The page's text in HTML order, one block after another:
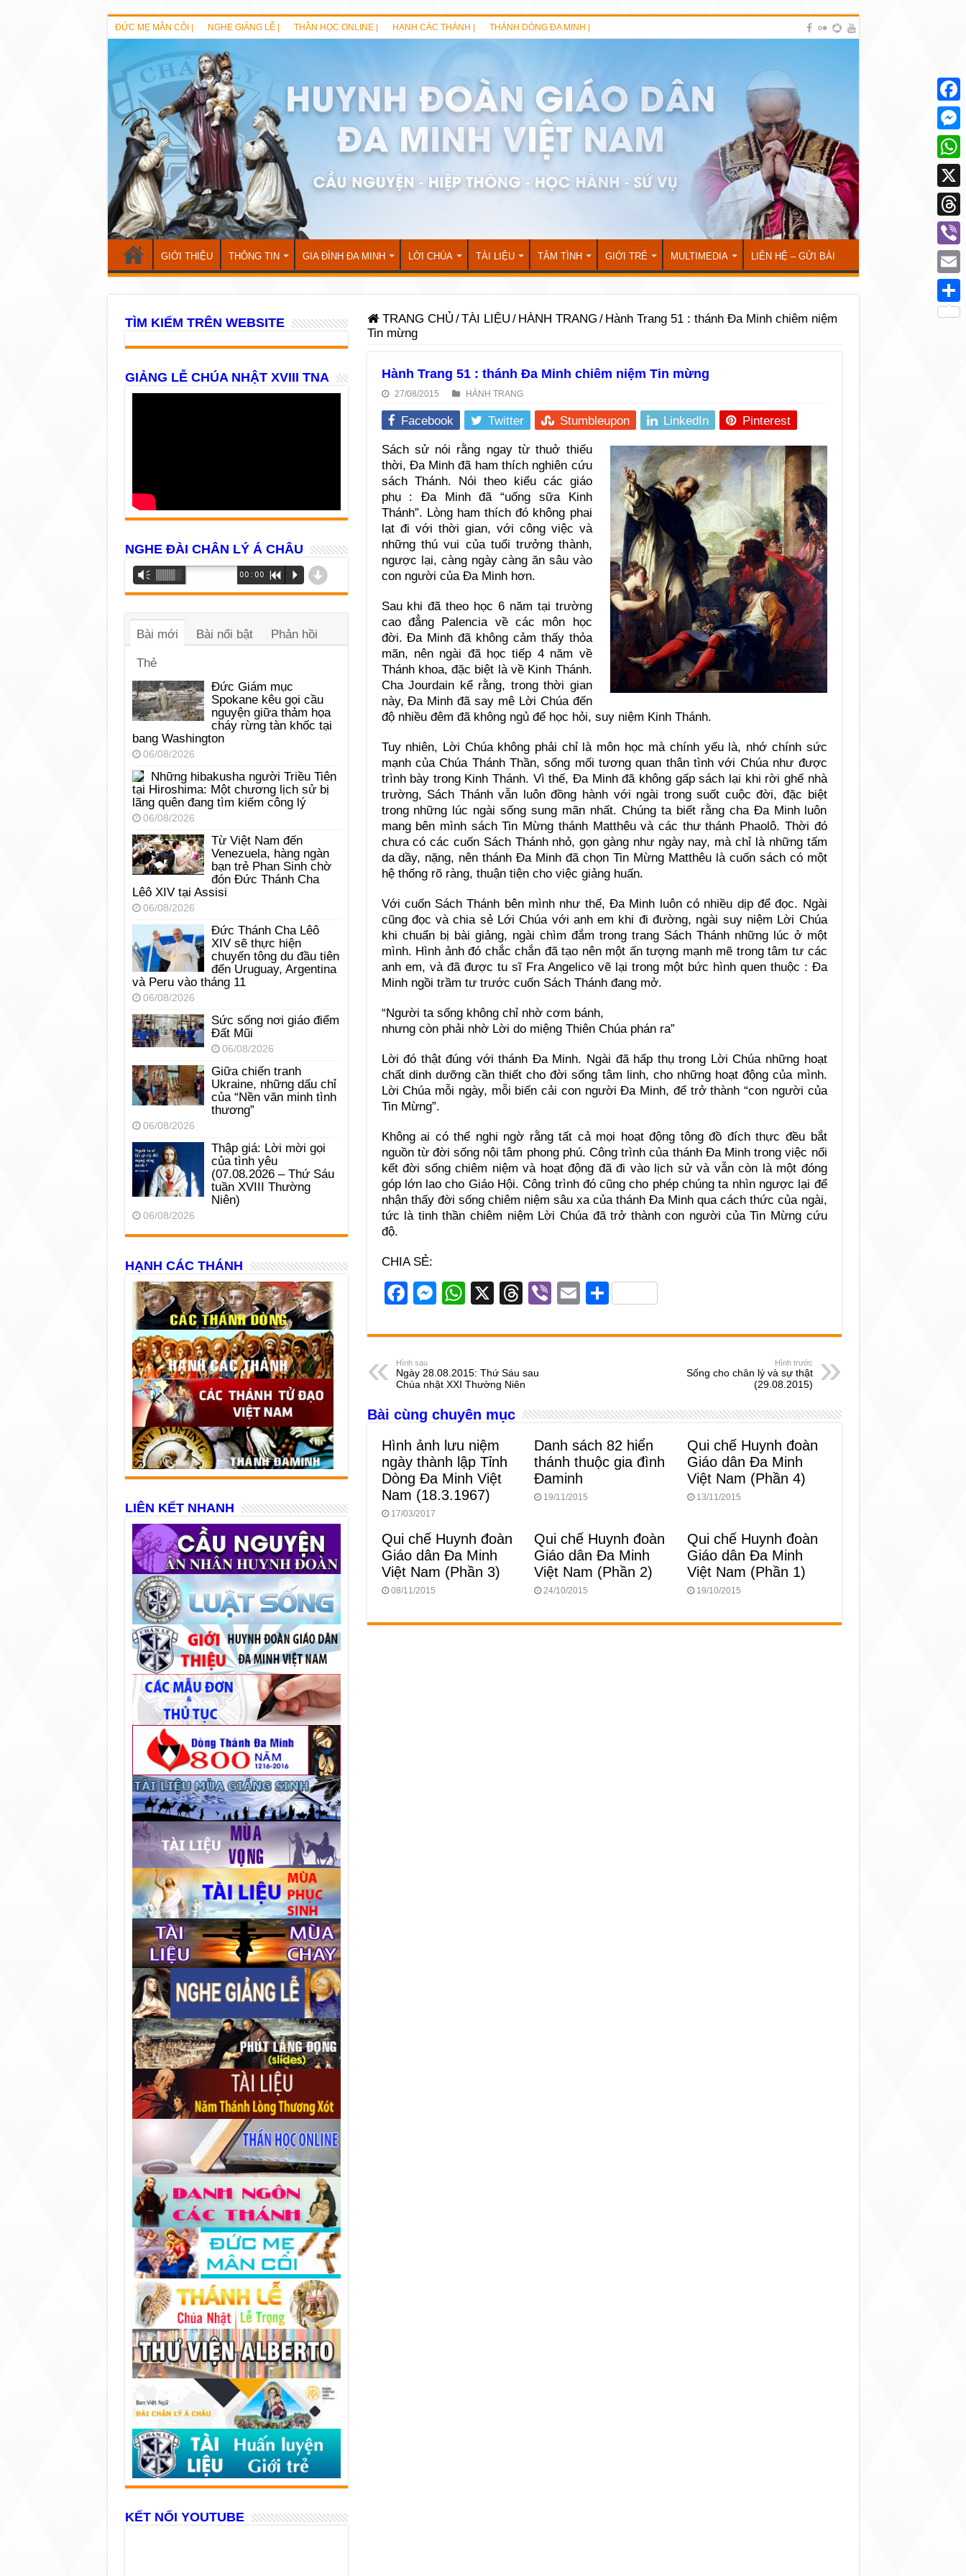
ĐỨC MẸ MÂN CÔI | NGHE GIẢNG LỄ | THẦN HỌC ONLINE | HẠNH CÁC THÁNH | THÁNH DÒNG ĐA MINH |
GIỚI THIỆU THÔNG TIN GIA ĐÌNH ĐA MINH LỜI CHÚA TÀI LIỆU TÂM TÌNH GIỚI TRẺ MULTIMEDIA LIÊN HỆ – GỬI BÀI
TRANG CHỦ /TÀI LIỆU / HÀNH TRANG / Hành Trang 51 : thánh Đa Minh chiêm niệm
Tin mừng
Hành Trang 51 : thánh Đa Minh chiêm niệm Tin mừng
27/08/2015 HÀNH TRANG
Facebook Twitter Stumbleupon LinkedIn Pinterest
Sách sử nói rằng ngay từ thuở thiếu
thời, Ða Minh đã ham thích nghiên cứu
sách Thánh. Nói theo kiểu các giáo
phụ : Ða Minh đã “uống sữa Kinh
Thánh”. Lòng ham thích đó không phai
lạt đi với thời gian, với công việc và
những thú vui của tuổi trưởng thành,
ngược lại, càng ngày càng ăn sâu vào
con người của Ða Minh hơn.
Sau khi đã theo học 6 năm tại trường
cao đẳng Palencia về các môn học
đời. Ða Minh đã không cảm thấy thỏa
mãn, nên ngài đã học tiếp 4 năm về
Thánh khoa, đặc biệt là về Kinh Thánh.
Cha Jourdain kể rằng, trong thời gian
này, Ða Minh đã say mê Lời Chúa đến
độ nhiều đêm đã không ngủ để học hỏi, suy niệm Kinh Thánh.
Tuy nhiên, Lời Chúa không phải chỉ là môn học mà chính yếu là, nhớ chính sức
mạnh của Chúa Thánh Thần, sống mối tương quan thân tình với Chúa như được
trình bày trong Kinh Thánh. Vì thế, Ða Minh đã không gấp sách lại khi rời ghế nhà
trường, Sách Thánh vẫn luôn đồng hành với ngài trong suốt cuộc đời, đặc biệt
trong những lúc ngài sống sung mãn nhất. Chúng ta biết rằng cha Ða Minh luôn
mang bên mình sách Tin Mừng thánh Matthêu và các thư thánh Phaolô. Thời đó
chưa có các cuốn Sách Thánh nhỏ, gọn gàng như ngày nay, mà chỉ là những tấm
da dầy, nặng, nên thánh Ða Minh đã chọn Tin Mừng Matthêu là cuốn sách có một
hệ thống rõ ràng, thuận tiện cho việc giảng huấn.
Với cuốn Sách Thánh bên mình như thế, Ða Minh luôn có nhiều dịp để đọc. Ngài
cũng đọc và chia sẻ Lới Chúa với anh em khi đi đường, ngài suy niệm Lời Chúa
khi chuẩn bị bài giảng, ngài chìm đắm trong trang Sách Thánh những lúc ở một
mình. Hình ảnh đó chắc chắn đã tạo nên một ấn tượng mạnh mẽ trong tâm tư các
anh em, và đã được tu sĩ Fra Angelico vẽ lại trong một bức hình quen thuộc : Ða
Minh ngồi trầm tư trước cuốn Sách Thánh đang mở.
“Người ta sống không chỉ nhờ cơm bánh,
nhưng còn phải nhờ Lời do miệng Thiên Chúa phán ra”
Lời đó thật đúng với thánh Ða Minh. Ngài đã hấp thụ trong Lời Chúa những hoạt
chất dinh dưỡng cần thiết cho đời sống tâm linh, cho những hoạt động của mình.
Lời Chúa mỗi ngày, mỗi biến cải con người Ða Minh, để trở thành “con người của
Tin Mừng”.
Không ai có thể nghi ngờ rằng tất cả mọi hoạt động tông đồ đích thực đều bắt
nguồn từ đời sống nội tâm phong phú. Công trình của thánh Ða Minh trong việc nối
kết đời sống chiêm niệm và hoạt động đã đi vào lịch sử và vẫn còn là một đóng
góp lớn lao cho Giáo Hội. Công trình đó cũng cho phép chúng ta nhìn ngược lại để
nhận thấy đời sống chiêm niệm sâu xa của thánh Ða Minh qua cách thức của ngài,
tức là tinh thần chiêm niệm Lời Chúa đã trở thành con người của Tin Mừng cứu
độ.
CHIA SẺ:
F
c
e
b
o
k
M
ss
n
g
W
at
A
p
X
T
e
d
s
Vi
er
E
ail
S
ar
Hình sau
Ngày 28.08.2015: Thứ Sáu sau
Chúa nhật XXI Thường Niên
Hình trước
Sống cho chân lý và sự thật
(29.08.2015)
Bài cùng chuyên mục
Hình ảnh lưu niệm
ngày thành lập Tỉnh
Dòng Đa Minh Việt
Nam (18.3.1967)
17/03/2017
Danh sách 82 hiển
thánh thuộc gia đình
Đaminh
19/11/2015
Qui chế Huynh đoàn
Giáo dân Đa Minh
Việt Nam (Phần 4)
13/11/2015
Qui chế Huynh đoàn
Giáo dân Đa Minh
Việt Nam (Phần 3)
08/11/2015
Qui chế Huynh đoàn
Giáo dân Đa Minh
Việt Nam (Phần 2)
24/10/2015
Qui chế Huynh đoàn
Giáo dân Đa Minh
Việt Nam (Phần 1)
19/10/2015
TÌM KIẾM TRÊN WEBSITE
GIẢNG LỄ CHÚA NHẬT XVIII TNA
NGHE ĐÀI CHÂN LÝ Á CHÂU
Trình
phát
âm
Vm 00:00 R P d
Bài mới Bài nổi bật Phản hồi
Thẻ
Đức Giám mục
Spokane kêu gọi cầu
nguyện giữa thảm họa
cháy rừng tàn khốc tại
bang Washington
06/08/2026
Những hibakusha người Triều Tiên
tại Hiroshima: Một chương lịch sử bị
lãng quên đang tìm kiếm công lý
06/08/2026
Từ Việt Nam đến
Venezuela, hàng ngàn
bạn trẻ Phan Sinh chờ
đón Đức Thánh Cha
Lêô XIV tại Assisi
06/08/2026
Đức Thánh Cha Lêô
XIV sẽ thực hiện
chuyến tông du đầu tiên
đến Uruguay, Argentina
và Peru vào tháng 11
06/08/2026
Sức sống nơi giáo điểm
Đất Mũi
06/08/2026
Giữa chiến tranh
Ukraine, những dấu chỉ
của “Nền văn minh tình
thương”
06/08/2026
Thập giá: Lời mời gọi
của tình yêu
(07.08.2026 – Thứ Sáu
tuần XVIII Thường
Niên)
06/08/2026
HẠNH CÁC THÁNH
LIÊN KẾT NHANH
KẾT NỐI YOUTUBE
X
Viber